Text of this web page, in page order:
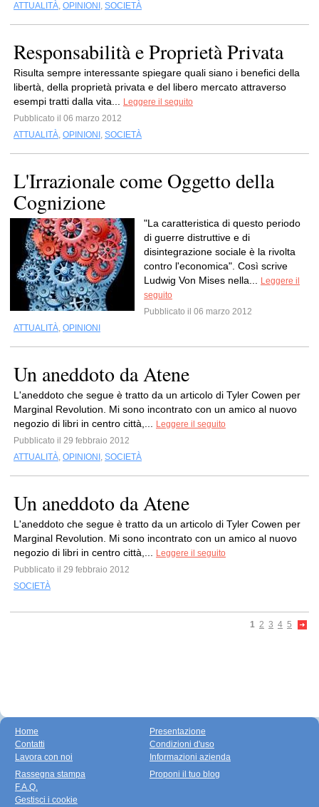
ATTUALITÀ, OPINIONI , SOCIETÀ
Responsabilità e Proprietà Privata
Risulta sempre interessante spiegare quali siano i benefici della
libertà, della proprietà privata e del libero mercato attraverso
esempi tratti dalla vita...
Leggere il seguito
Pubblicato il 06 marzo 2012
ATTUALITÀ, OPINIONI , SOCIETÀ
L'Irrazionale come Oggetto della
Cognizione
"La caratteristica di questo periodo
di guerre distruttive e di
disintegrazione sociale è la rivolta
contro l'economica". Così scrive
Ludwig Von Mises nella...
Leggere il
seguito
Pubblicato il 06 marzo 2012
ATTUALITÀ, OPINIONI
Un aneddoto da Atene
L'aneddoto che segue è tratto da un articolo di Tyler Cowen per
Marginal Revolution. Mi sono incontrato con un amico al nuovo
negozio di libri in centro città,...
Leggere il seguito
Pubblicato il 29 febbraio 2012
ATTUALITÀ, OPINIONI , SOCIETÀ
Un aneddoto da Atene
L'aneddoto che segue è tratto da un articolo di Tyler Cowen per
Marginal Revolution. Mi sono incontrato con un amico al nuovo
negozio di libri in centro città,...
Leggere il seguito
Pubblicato il 29 febbraio 2012
SOCIETÀ
1 2 3 4 5
Home
Contatti
Lavora con noi
Presentazione
Condizioni d'uso
Informazioni azienda
Rassegna stampa
F.A.Q.
Gestisci i cookie
Proponi il tuo blog